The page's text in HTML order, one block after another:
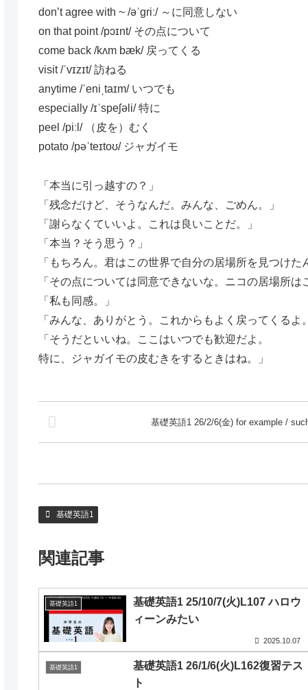
don’t agree with ~ /əˈɡriː/ ～に同意しない
on that point /pɔɪnt/ その点について
come back /kʌm bæk/ 戻ってくる
visit /ˈvɪzɪt/ 訪ねる
anytime /ˈeniˌtaɪm/ いつでも
especially /ɪˈspeʃəli/ 特に
peel /piːl/ （皮を）むく
potato /pəˈteɪtoʊ/ ジャガイモ
「本当に引っ越すの？」
「残念だけど、そうなんだ。みんな、ごめん。」
「謝らなくていいよ。これは良いことだ。」
「本当？そう思う？」
「もちろん。君はこの世界で自分の居場所を見つけた
「その点については同意できないな。ニコの居場所は
「私も同感。」
「みんな、ありがとう。これからもよく戻ってくるよ
「そうだといいね。ここはいつでも歓迎だよ。
特に、ジャガイモの皮むきをするときはね。」
基礎英語1 26/2/6(金) for example /
基礎英語1
関連記事
基礎英語1
基礎英語1 25/10/7(火)L107 ハロウ
ィーンみたい
2025.10.07
基礎英語1
基礎英語1 26/1/6(火)L162復習テス
ト